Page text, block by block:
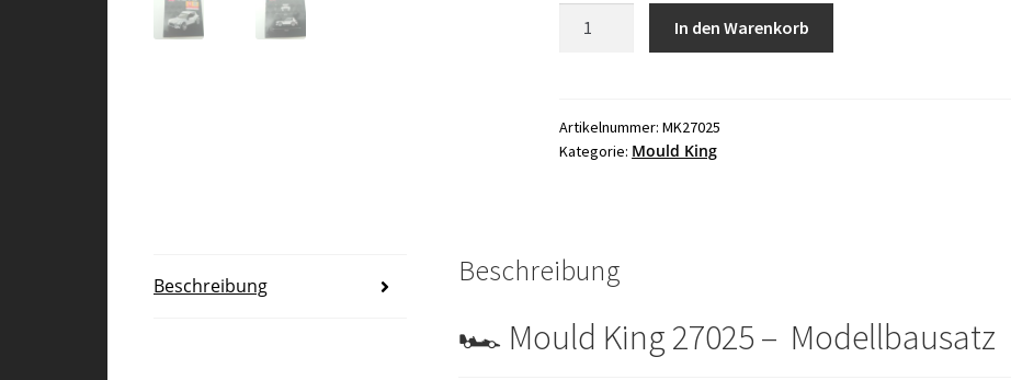
Sportwagen
415
Menge
In den Warenkorb
Artikelnummer:MK27025
Kategorie: Mould King
Beschreibung Beschreibung
🏎️ Mould King 27025 – Modellbausatz